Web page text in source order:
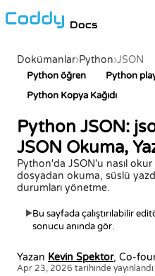
Docs
Dokümanlar›Python›JSON
Python öğren
Python
Python Kopya Kağıdı
Python JSON:
JSON Okuma,
Python'da JSON'u nasıl
dosyadan okuma, süslü
durumları yönetme.
▶Bu sayfada çalıştırılabilir
sonucu anında gör.
Yazan Kevin Spektor, Co-
Apr 23, 2026 tarihinde yayınlandı